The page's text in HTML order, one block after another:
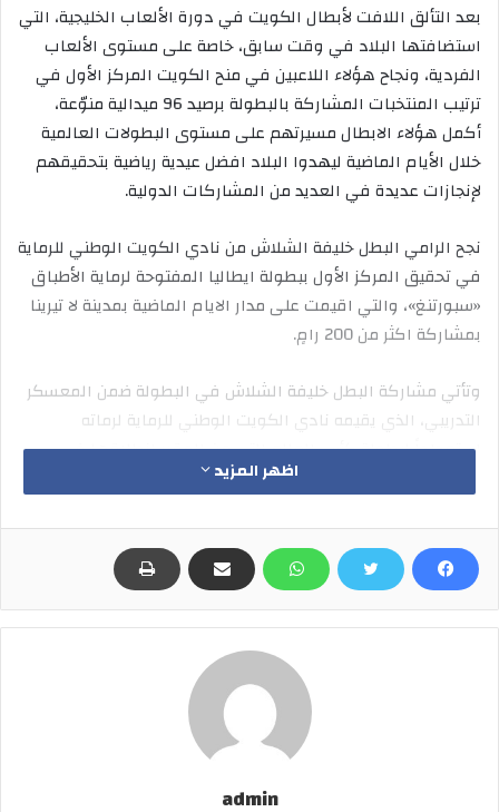
بعد التألق اللافت لأبطال الكويت في دورة الألعاب الخليجية، التي
استضافتها البلاد في وقت سابق، خاصة على مستوى الألعاب
الفردية، ونجاح هؤلاء اللاعبين في منح الكويت المركز الأول في
ترتيب المنتخبات المشاركة بالبطولة برصيد 96 ميدالية منوّعة،
أكمل هؤلاء الابطال مسيرتهم على مستوى البطولات العالمية
خلال الأيام الماضية ليهدوا البلاد افضل عيدية رياضية بتحقيقهم
لإنجازات عديدة في العديد من المشاركات الدولية.
نجح الرامي البطل خليفة الشلاش من نادي الكويت الوطني للرماية
في تحقيق المركز الأول ببطولة ايطاليا المفتوحة لرماية الأطباق
«سبورتنغ»، والتي اقيمت على مدار الايام الماضية بمدينة لا تيرينا
بمشاركة اكثر من 200 رامٍ.
وتأتي مشاركة البطل خليفة الشلاش في البطولة ضمن المعسكر
التدريبي، الذي يقيمه نادي الكويت الوطني للرماية لرماته
استعداداً لبطولة كأس العالم التي من المقرر انطلاقها في
ايطاليا خلال الأيام المقبلة.
من جانبه، عبّر الشلاش عن فخره بالنتائج التي حققها خلال
البطولة، متمنياً ان يواصل تقديم هذه المستويات خلال بطولة
العالم المقبلة.
واوضح الشلاش ان البطولة جاءت فرصة مهمة ضمن
الاستعدادات، التي يخوضها رماة نادي الكويت الوطني للرماية
للمشاركة بالبطولة العالمية، التي تشهد مشاركة الرماة الأعلى
نجح البطل الكويتي في لعبة الكراتيه «كوميتيه» عبدالله شعبان
اظهر المزيد
admin